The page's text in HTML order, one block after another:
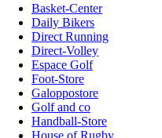
Basket-Center
Daily Bikers
Direct Running
Direct-Volley
Espace Golf
Foot-Store
Galoppostore
Golf and co
Handball-Store
House of Rugby